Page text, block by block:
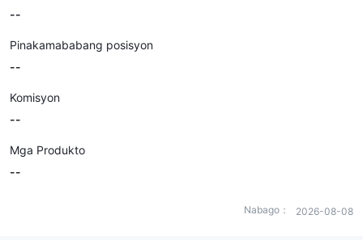
--
Pinakamababang posisyon
--
Komisyon
--
Mga Produkto
--
Nabago： 2026-08-08